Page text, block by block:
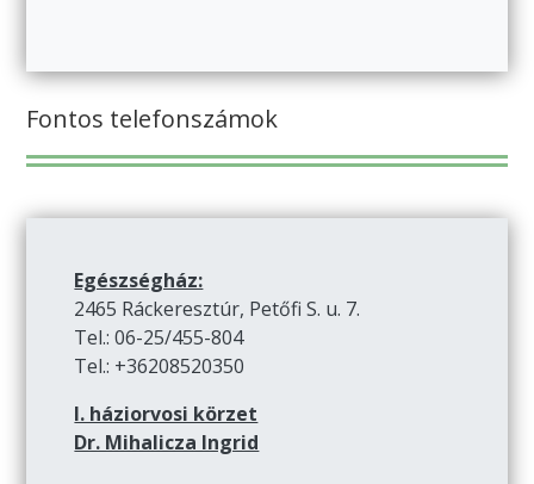
Fontos telefonszámok
Egészségház:
2465 Ráckeresztúr, Petőfi S. u. 7.
Tel.: 06-25/455-804
Tel.: +36208520350
I. háziorvosi körzet
Dr. Mihalicza Ingrid